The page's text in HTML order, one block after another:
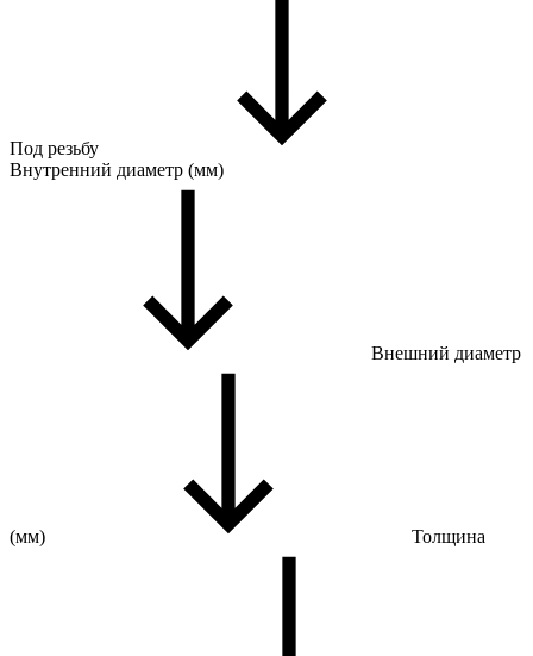
Под резьбу
Внутренний диаметр (мм)
Внешний диаметр
(мм) Толщина